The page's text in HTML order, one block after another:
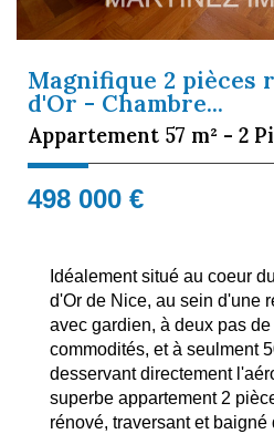
Magnifique 2 pièces
d'Or - Chambre...
Appartement 57 m² - 2
498 000 €
Idéalement situé au coeur
d'Or de Nice, au sein d'une
avec gardien, à deux pas
commodités, et à seulment
desservant directement
superbe appartement 2
rénové, traversant et baigné